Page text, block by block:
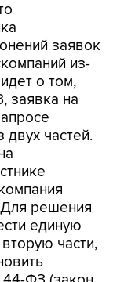
заявок
из-
о том,
заявка на
частей.
Для решения
единую
части,